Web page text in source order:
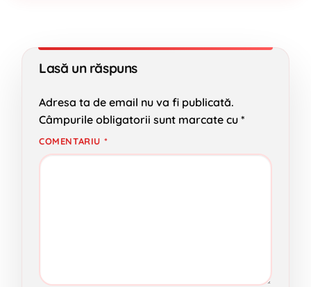
Lasă un răspuns
Adresa ta de email nu va fi publicată.
Câmpurile obligatorii sunt marcate cu *
COMENTARIU *